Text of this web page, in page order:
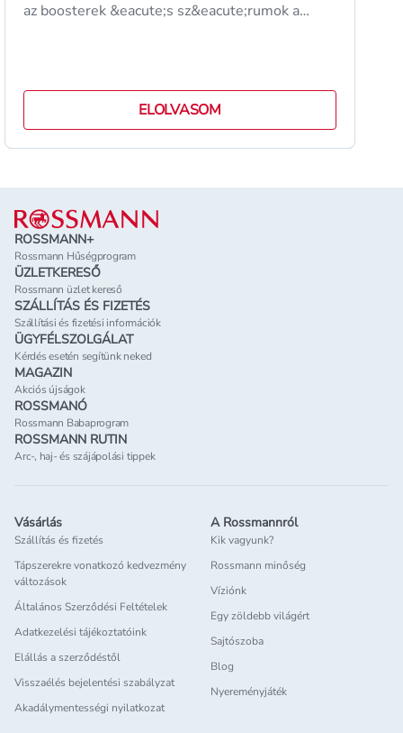
az boosterek &eacute;s sz&eacute;rumok a
Mag
ELOLVASOM
Lábléc
ROSSMANN+
Rossmann Hűségprogram
ÜZLETKERESŐ
Rossmann üzlet kereső
SZÁLLÍTÁS ÉS FIZETÉS
Szállítási és fizetési információk
ÜGYFÉLSZOLGÁLAT
Kérdés esetén segítünk neked
MAGAZIN
Akciós újságok
ROSSMANÓ
Rossmann Babaprogram
ROSSMANN RUTIN
Arc-, haj- és szájápolási tippek
Vásárlás
Szállítás és fizetés
Tápszerekre vonatkozó kedvezmény
változások
Általános Szerződési Feltételek
Adatkezelési tájékoztatóink
Elállás a szerződéstől
Visszaélés bejelentési szabályzat
Akadálymentességi nyilatkozat
A Rossmannról
Kik vagyunk?
Rossmann minőség
Víziónk
Egy zöldebb világért
Sajtószoba
Blog
Nyereményjáték